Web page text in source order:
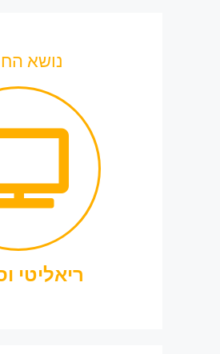
נושא
ריאליטי